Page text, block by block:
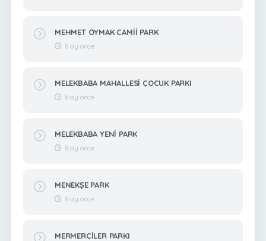
MEHMET OYMAK CAMİİ PARK
8 ay önce
MELEKBABA MAHALLESİ ÇOCUK PARKI
8 ay önce
MELEKBABA YENİ PARK
8 ay önce
MENEKŞE PARK
8 ay önce
MERMERCİLER PARKI